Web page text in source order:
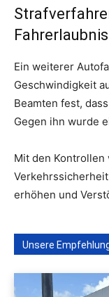
Fahrerlaubnis
Ein weiterer
Geschwindigkeit
Beamten fest,
Gegen ihn wurde
Mit den
erhöhen und
Unsere